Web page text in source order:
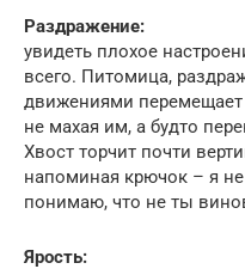
Раздражение:
увидеть плохое
всего. Питомица,
движениями перемещает
не махая им, а будто
Хвост торчит почти
напоминая крючок – я не
понимаю, что не ты
Ярость: